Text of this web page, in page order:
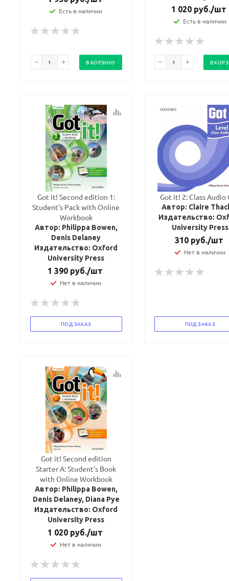
Есть в наличии
В КОРЗИНУ
1 020 руб./шт
Есть в наличии
В
Got it! Second edition 1:
Student's Pack with Online
Workbook
Автор: Philippa Bowen,
Denis Delaney
Издательство: Oxford
University Press
1 390руб./шт
Нет в наличии
ПОД ЗАКАЗ
Got it! 2: Class Audio
Автор: Claire
Издательство:
University Press
310руб./шт
Нет в наличии
ПОД ЗАКАЗ
Got it! Second edition
Starter A: Student's Book
with Online Workbook
Автор: Philippa Bowen,
Denis Delaney, Diana Pye
Издательство: Oxford
University Press
1 020руб./шт
Нет в наличии